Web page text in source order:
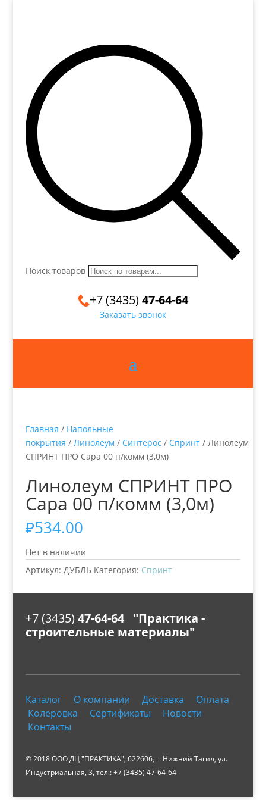
Поиск товаров
+7 (3435)47-64-64
Заказать звонок
Главная / Напольные
покрытия / Линолеум / Синтерос / Спринт/ Линолеум
СПРИНТ ПРО Сара 00 п/комм (3,0м)
Линолеум СПРИНТ ПРО
Сара 00 п/комм (3,0м)
₽534.00
Нет в наличии
Артикул: ДУБЛЬ Категория: Спринт
+7 (3435) 47-64-64 "Практика -
строительные материалы"
Каталог О компании Доставка
Оплата
Колеровка
Сертификаты
Новости
Контакты
© 2018 ООО ДЦ "ПРАКТИКА", 622606, г. Нижний Тагил, ул.
Индустриальная, 3, тел.: +7 (3435) 47-64-64